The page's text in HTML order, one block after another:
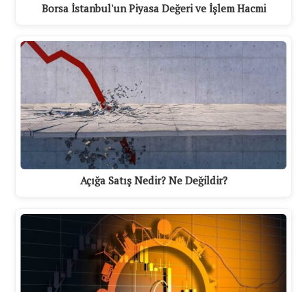
Borsa İstanbul'un Piyasa Değeri ve İşlem Hacmi
Açığa Satış Nedir? Ne Değildir?